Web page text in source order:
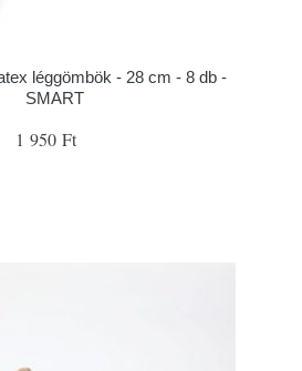
léggömbök - 28 cm - 8 db -
SMART
1 950 Ft